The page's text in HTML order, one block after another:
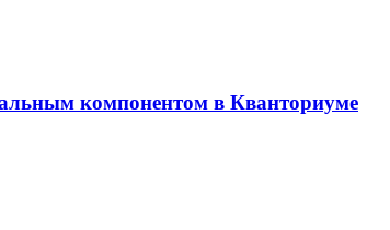
компонентом в Кванториуме